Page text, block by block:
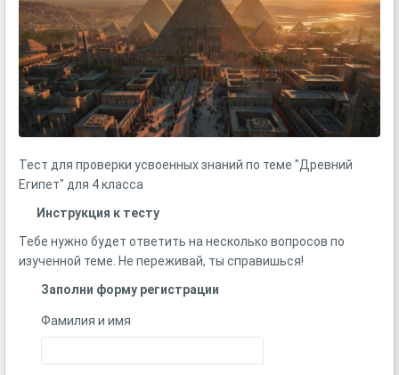
Тест для проверки усвоенных знаний по теме "Древний
Египет" для 4 класса
Инструкция к тесту
Тебе нужно будет ответить на несколько вопросов по
изученной теме. Не переживай, ты справишься!
Заполни форму регистрации
Фамилия и имя